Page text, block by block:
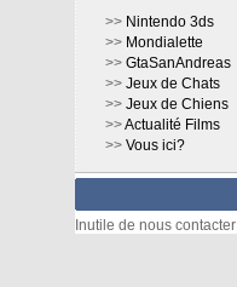
>> Nintendo 3ds
>> Mondialette
>> GtaSanAndreas
>> Jeux de Chats
>> Jeux de Chiens
>>Actualité Films
>> Vous ici?
Inutile de nous